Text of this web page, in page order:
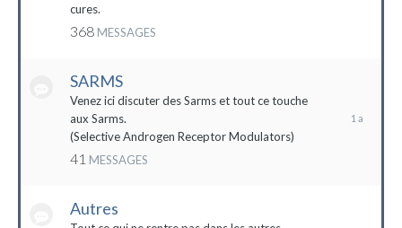
cures.
368 MESSAGES
SARMS
Venez ici discuter des Sarms et tout ce touche
aux Sarms.
(Selective Androgen Receptor Modulators)
41 MESSAGES
2022
Autres